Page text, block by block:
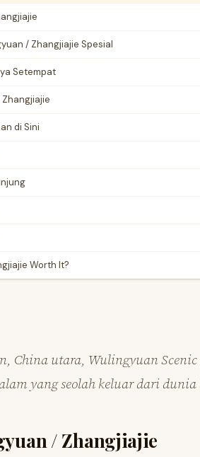
/ Zhangjiajie Spesial
Setempat
di Sini
Worth It?
China utara, Wulingyuan
yang seolah keluar dari
/ Zhangjiajie